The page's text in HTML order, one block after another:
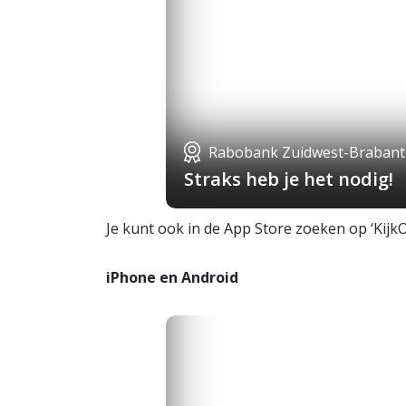
Rabobank Zuidwest-Brabant
Straks heb je het nodig!
Je kunt ook in de App Store zoeken op
iPhone en Android